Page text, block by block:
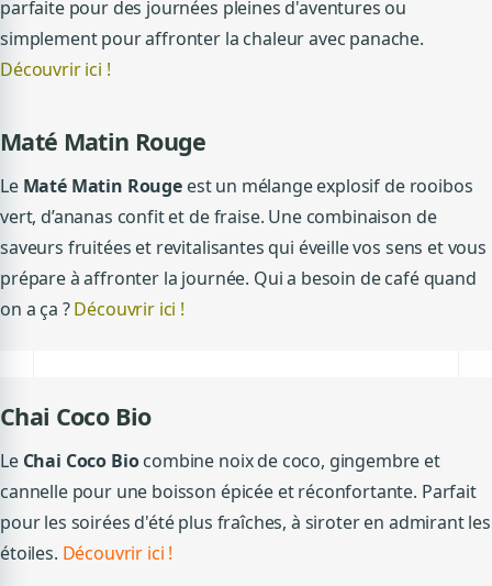
parfaite pour des journées pleines d'aventures ou
simplement pour affronter la chaleur avec panache.
Découvrir ici !
Maté Matin Rouge
Le Maté Matin Rougeest un mélange explosif de rooibos
vert, d’ananas confit et de fraise. Une combinaison de
saveurs fruitées et revitalisantes qui éveille vos sens et vous
prépare à affronter la journée. Qui a besoin de café quand
on a ça ?Découvrir ici !
Chai Coco Bio
Le Chai Coco Biocombine noix de coco, gingembre et
cannelle pour une boisson épicée et réconfortante. Parfait
pour les soirées d'été plus fraîches, à siroter en admirant les
étoiles. Découvrir ici !